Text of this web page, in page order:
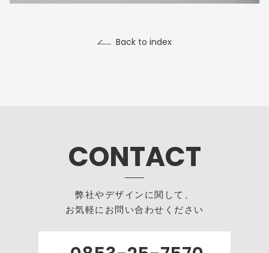
Back to index
CONTACT
弊社やデザインに関して、
お気軽にお問い合わせください